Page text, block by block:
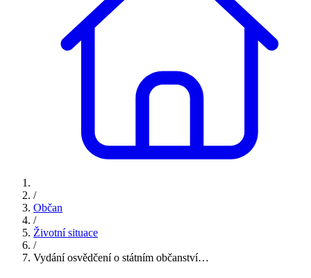
/
Občan
/
Životní situace
/
Vydání osvědčení o státním občanství…